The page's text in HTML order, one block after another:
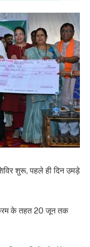
शुरू, पहले ही दिन उमड़े
के तहत 20 जून तक